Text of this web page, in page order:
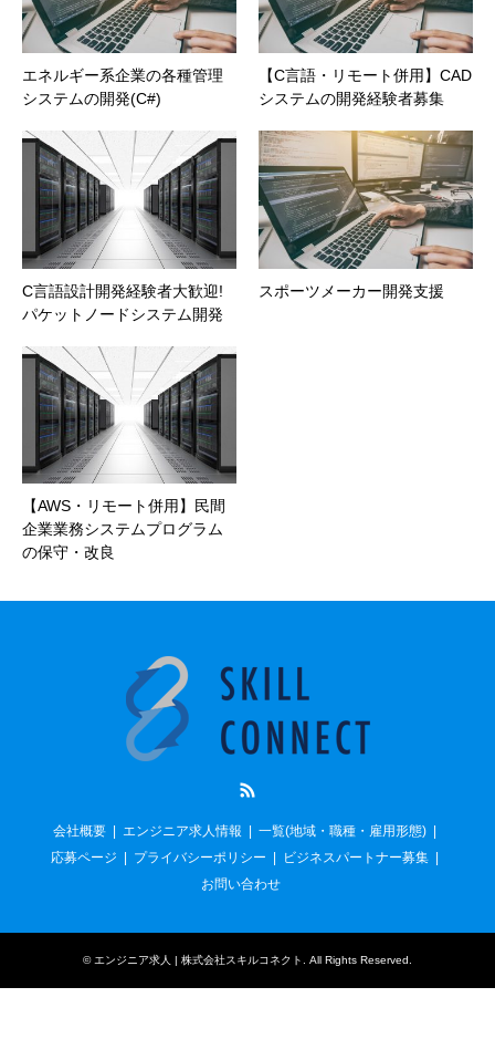
エネルギー系企業の各種管理
システムの開発(C#)
【C言語・リモート併用】CAD
システムの開発経験者募集
C言語設計開発経験者大歓迎!
パケットノードシステム開発
スポーツメーカー開発支援
【AWS・リモート併用】民間
企業業務システムプログラム
の保守・改良
会社概要 エンジニア求人情報
一覧(地域・職種・雇用形態)
応募ページ
プライバシーポリシー
ビジネスパートナー募集
お問い合わせ
©エンジニア求人 | 株式会社スキルコネクト. All Rights Reserved.